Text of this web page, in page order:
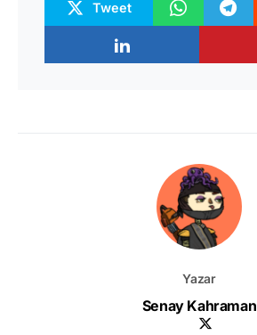
Tweet
Yazar
Senay Kahraman